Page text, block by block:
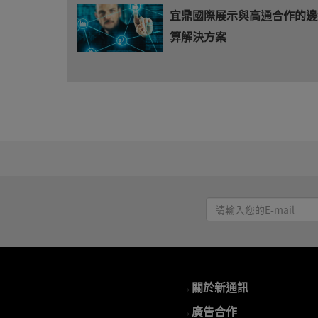
宜鼎國際展示與高通合作的
算解決方案
請
輸
E-
mail
→關於新通訊
→廣告合作